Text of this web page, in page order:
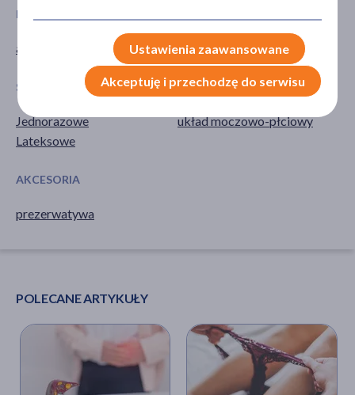
PROBLEM
antykoncepcja okolice intymne
SPECYFIKA
Jednorazowe
Lateksowe
UKŁADY NARZĄDOWE
układ moczowo-płciowy
AKCESORIA
prezerwatywa
POLECANE ARTYKUŁY
Ustawienia zaawansowane
Akceptuję i przechodzę do serwisu